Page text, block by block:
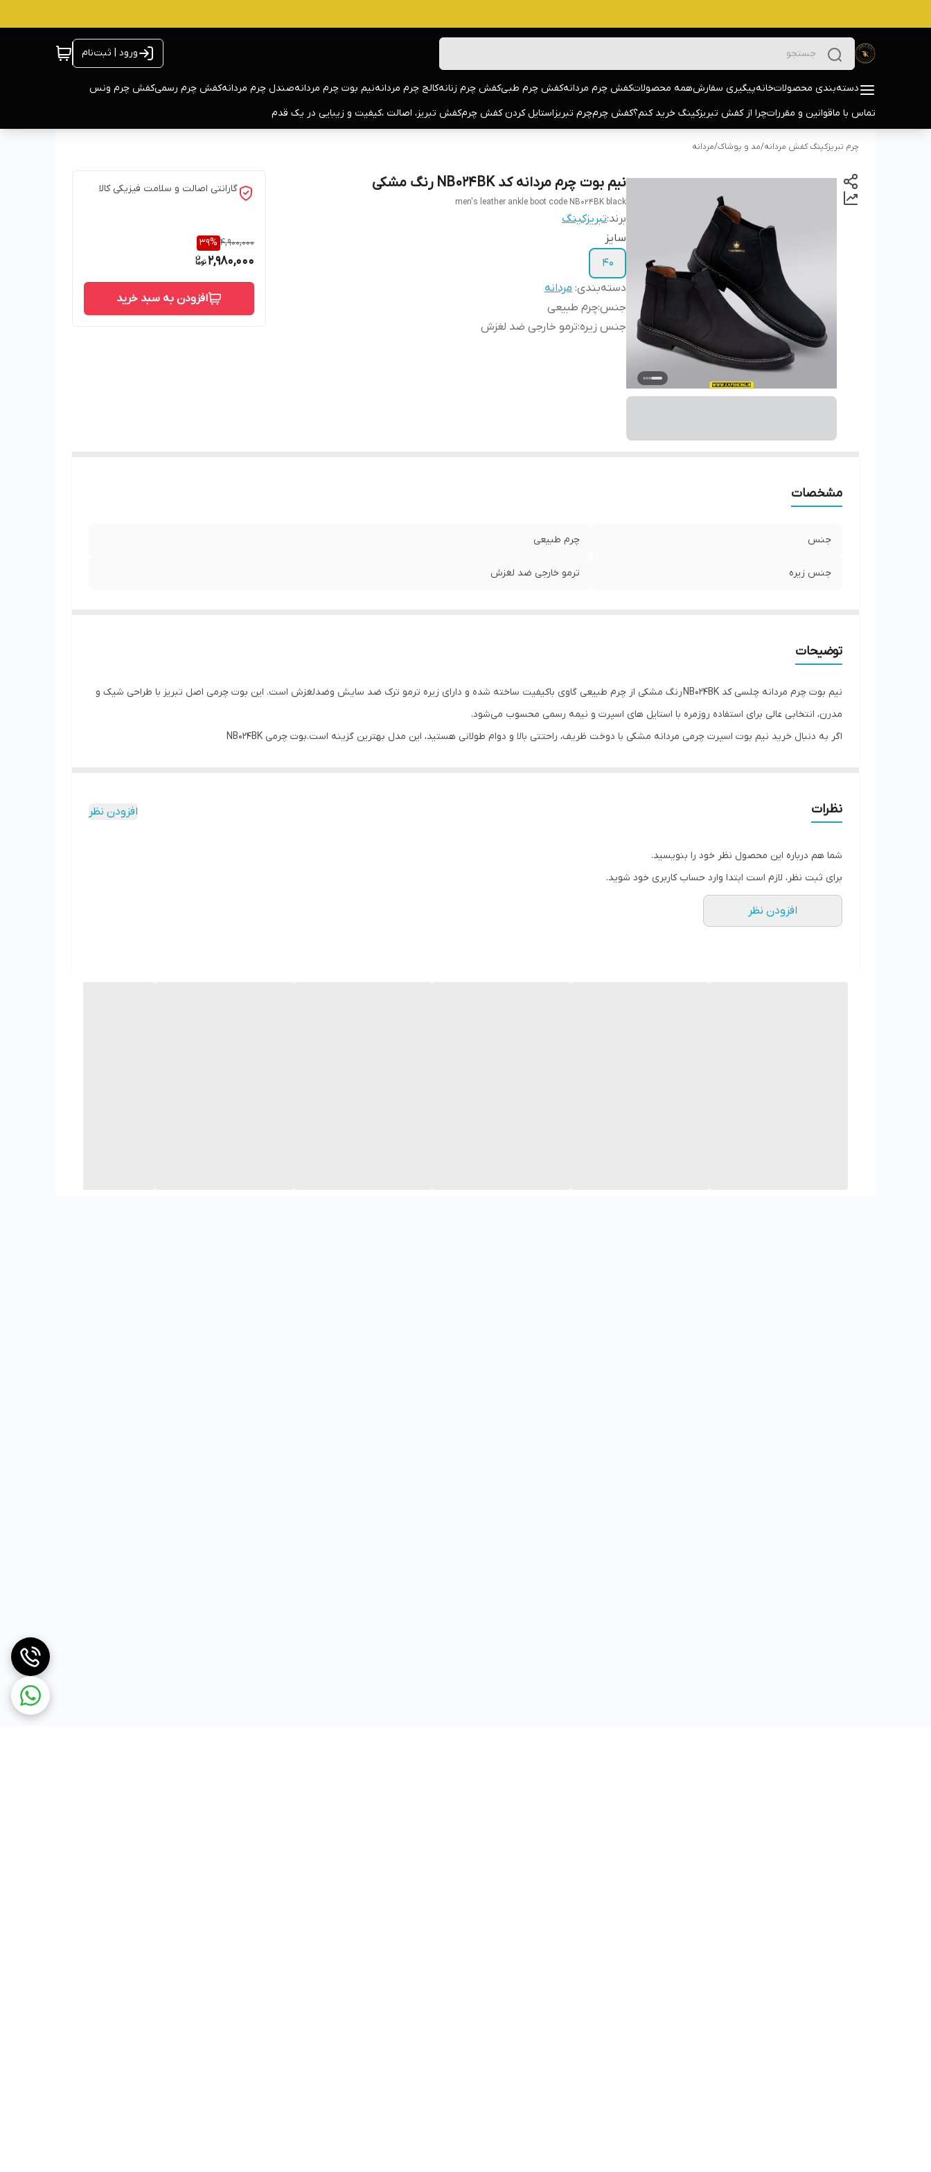
ورود | ثبت‌نام
دسته‌بندی محصولاتخانهپیگیری سفارشهمه محصولاتکفش چرم مردانهکفش چرم طبیکفش چرم زنانهکالج چرم مردانهنیم بوت چرم مردانهصندل چرم مردانهکفش چرم رسمیکفش چرم ونس
تماس با ماقوانین و مقرراتچرا از کفش تبریزکینگ خرید کنم؟کفش چرمچرم تبریزاستایل کردن کفش چرمکفش تبریز، اصالت ،کیفیت و زیبایی در یک قدم
چرم تبریزکینگ کفش مردانه/مد و پوشاک/مردانه
نیم بوت چرم مردانه کد NB024BK رنگ مشکی
men's leather ankle boot code NB024BK black
برند:تبریزکینگ
سایز
40
دسته‌بندی: مردانه
جنس:چرم طبیعی
جنس زیره:ترمو خارجی ضد لغزش
گارانتی اصالت و سلامت فیزیکی کالا
4,900,000
39%
2,980,000
افزودن به سبد خرید
مشخصات
جنس چرم طبیعی
جنس زیره ترمو خارجی ضد لغزش
توضیحات
نیم بوت چرم مردانه چلسی کد NB024BK رنگ مشکی از چرم طبیعی گاوی باکیفیت ساخته شده و دارای زیره ترمو ترک ضد سایش وضدلغزش است. این بوت چرمی اصل تبریز با طراحی شیک و
مدرن، انتخابی عالی برای استفاده روزمره با استایل های اسپرت و نیمه رسمی محسوب می‌شود.
اگر به دنبال خرید نیم بوت اسپرت چرمی مردانه مشکی با دوخت ظریف، راحتتی بالا و دوام طولانی هستید، این مدل بهترین گزینه است.بوت چرمی NB024BK
نظرات افزودن نظر
شما هم درباره این محصول نظر خود را بنویسید.
برای ثبت نظر، لازم است ابتدا وارد حساب کاربری خود شوید.
افزودن نظر